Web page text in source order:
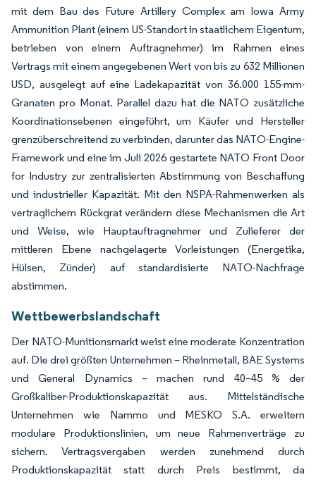
mit dem Bau des Future Artillery Complex am Iowa Army
Ammunition Plant (einem US-Standort in staatlichem Eigentum,
betrieben von einem Auftragnehmer) im Rahmen eines
Vertrags mit einem angegebenen Wert von bis zu 632 Millionen
USD, ausgelegt auf eine Ladekapazität von 36.000 155-mm-
Granaten pro Monat. Parallel dazu hat die NATO zusätzliche
Koordinationsebenen eingeführt, um Käufer und Hersteller
grenzüberschreitend zu verbinden, darunter das NATO-Engine-
Framework und eine im Juli 2026 gestartete NATO Front Door
for Industry zur zentralisierten Abstimmung von Beschaffung
und industrieller Kapazität. Mit den NSPA-Rahmenwerken als
vertraglichem Rückgrat verändern diese Mechanismen die Art
und Weise, wie Hauptauftragnehmer und Zulieferer der
mittleren Ebene nachgelagerte Vorleistungen (Energetika,
Hülsen, Zünder) auf standardisierte NATO-Nachfrage
abstimmen.
Wettbewerbslandschaft
Der NATO-Munitionsmarkt weist eine moderate Konzentration
auf. Die drei größten Unternehmen – Rheinmetall, BAE Systems
und General Dynamics – machen rund 40–45 % der
Großkaliber-Produktionskapazität aus. Mittelständische
Unternehmen wie Nammo und MESKO S.A. erweitern
modulare Produktionslinien, um neue Rahmenverträge zu
sichern. Vertragsvergaben werden zunehmend durch
Produktionskapazität statt durch Preis bestimmt, da